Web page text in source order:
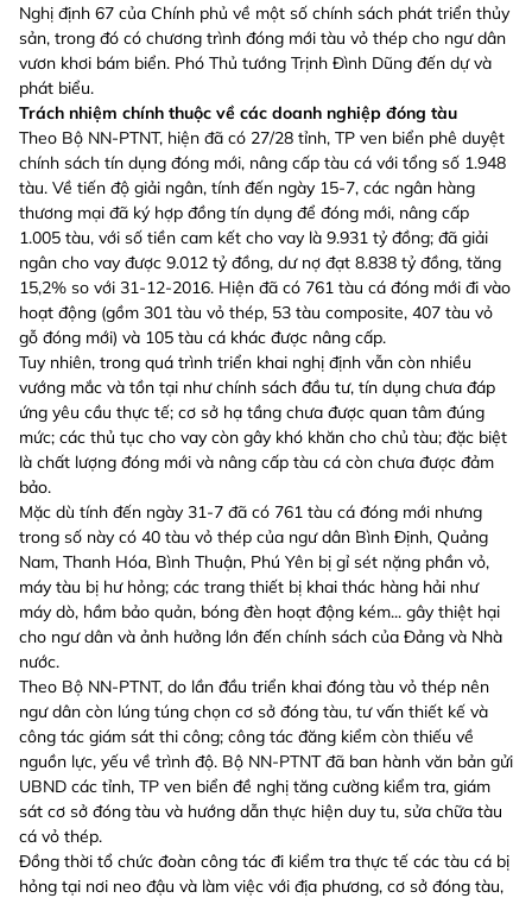
Nghị định 67 của Chính phủ về một số chính sách phát triển thủy
sản, trong đó có chương trình đóng mới tàu vỏ thép cho ngư dân
vươn khơi bám biển. Phó Thủ tướng Trịnh Đình Dũng đến dự và
phát biểu.
Trách nhiệm chính thuộc về các doanh nghiệp đóng tàu
Theo Bộ NN-PTNT, hiện đã có 27/28 tỉnh, TP ven biển phê duyệt
chính sách tín dụng đóng mới, nâng cấp tàu cá với tổng số 1.948
tàu. Về tiến độ giải ngân, tính đến ngày 15-7, các ngân hàng
thương mại đã ký hợp đồng tín dụng để đóng mới, nâng cấp
1.005 tàu, với số tiền cam kết cho vay là 9.931 tỷ đồng; đã giải
ngân cho vay được 9.012 tỷ đồng, dư nợ đạt 8.838 tỷ đồng, tăng
15,2% so với 31-12-2016. Hiện đã có 761 tàu cá đóng mới đi vào
hoạt động (gồm 301 tàu vỏ thép, 53 tàu composite, 407 tàu vỏ
gỗ đóng mới) và 105 tàu cá khác được nâng cấp.
Tuy nhiên, trong quá trình triển khai nghị định vẫn còn nhiều
vướng mắc và tồn tại như chính sách đầu tư, tín dụng chưa đáp
ứng yêu cầu thực tế; cơ sở hạ tầng chưa được quan tâm đúng
mức; các thủ tục cho vay còn gây khó khăn cho chủ tàu; đặc biệt
là chất lượng đóng mới và nâng cấp tàu cá còn chưa được đảm
bảo.
Mặc dù tính đến ngày 31-7 đã có 761 tàu cá đóng mới nhưng
trong số này có 40 tàu vỏ thép của ngư dân Bình Định, Quảng
Nam, Thanh Hóa, Bình Thuận, Phú Yên bị gỉ sét nặng phần vỏ,
máy tàu bị hư hỏng; các trang thiết bị khai thác hàng hải như
máy dò, hầm bảo quản, bóng đèn hoạt động kém... gây thiệt hại
cho ngư dân và ảnh hưởng lớn đến chính sách của Đảng và Nhà
nước.
Theo Bộ NN-PTNT, do lần đầu triển khai đóng tàu vỏ thép nên
ngư dân còn lúng túng chọn cơ sở đóng tàu, tư vấn thiết kế và
công tác giám sát thi công; công tác đăng kiểm còn thiếu về
nguồn lực, yếu về trình độ. Bộ NN-PTNT đã ban hành văn bản gửi
UBND các tỉnh, TP ven biển đề nghị tăng cường kiểm tra, giám
sát cơ sở đóng tàu và hướng dẫn thực hiện duy tu, sửa chữa tàu
cá vỏ thép.
Đồng thời tổ chức đoàn công tác đi kiểm tra thực tế các tàu cá bị
hỏng tại nơi neo đậu và làm việc với địa phương, cơ sở đóng tàu,